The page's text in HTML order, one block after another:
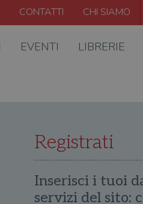
CONTATTI CHI SIAMO
EVENTI LIBRERIE
Registrati
Inserisci i tuoi
servizi del sito: